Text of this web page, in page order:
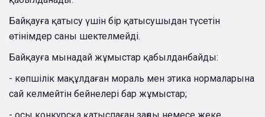
Байқауға қатысу үшін бір қатысушыдан түсетін
өтінімдер саны шектелмейді.
Байқауға мынадай жұмыстар қабылданбайды:
- көпшілік мақұлдаған мораль мен этика нормаларына
сай келмейтін бейнелері бар жұмыстар;